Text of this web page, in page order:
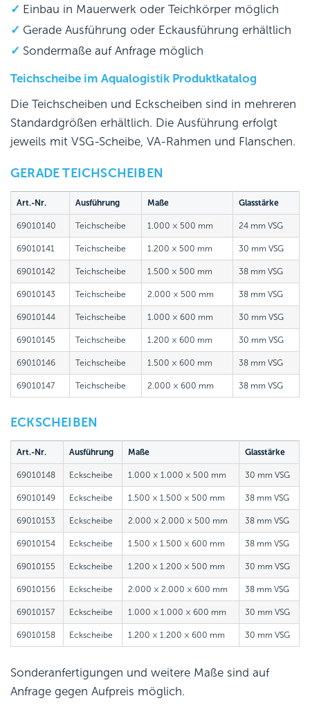
Einbau in Mauerwerk oder Teichkörper möglich
Gerade Ausführung oder Eckausführung erhältlich
Sondermaße auf Anfrage möglich
Teichscheibe im Aqualogistik Produktkatalog
Die Teichscheiben und Eckscheiben sind in mehreren
Standardgrößen erhältlich. Die Ausführung erfolgt
jeweils mit VSG-Scheibe, VA-Rahmen und Flanschen.
GERADE TEICHSCHEIBEN
Art.-Nr. Ausführung Maße Glasstärke
69010140 Teichscheibe 1.000 × 500 mm 24 mm VSG
69010141 Teichscheibe 1.200 × 500 mm 30 mm VSG
69010142 Teichscheibe 1.500 × 500 mm 38 mm VSG
69010143 Teichscheibe 2.000 × 500 mm 38 mm VSG
69010144 Teichscheibe 1.000 × 600 mm 30 mm VSG
69010145 Teichscheibe 1.200 × 600 mm 30 mm VSG
69010146 Teichscheibe 1.500 × 600 mm 38 mm VSG
69010147 Teichscheibe 2.000 × 600 mm 38 mm VSG
ECKSCHEIBEN
Art.-Nr. Ausführung Maße Glasstärke
69010148 Eckscheibe 1.000 × 1.000 × 500 mm 30 mm VSG
69010149 Eckscheibe 1.500 × 1.500 × 500 mm 38 mm VSG
69010153 Eckscheibe 2.000 × 2.000 × 500 mm 38 mm VSG
69010154 Eckscheibe 1.500 × 1.500 × 600 mm 38 mm VSG
69010155 Eckscheibe 1.200 × 1.200 × 500 mm 30 mm VSG
69010156 Eckscheibe 2.000 × 2.000 × 600 mm 38 mm VSG
69010157 Eckscheibe 1.000 × 1.000 × 600 mm 30 mm VSG
69010158 Eckscheibe 1.200 × 1.200 × 600 mm 30 mm VSG
Sonderanfertigungen und weitere Maße sind auf
Anfrage gegen Aufpreis möglich.